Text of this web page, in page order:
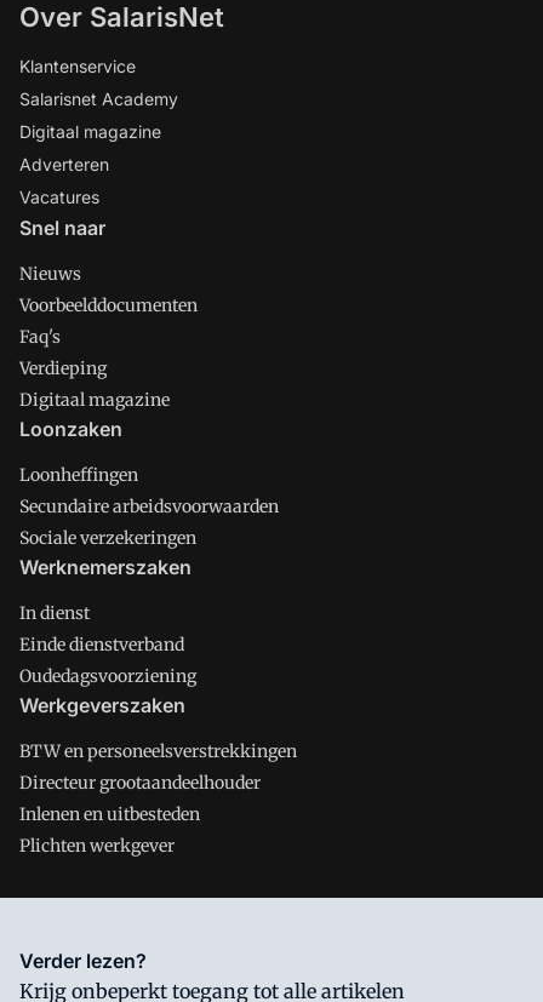
Over SalarisNet
Klantenservice
Salarisnet Academy
Digitaal magazine
Adverteren
Vacatures
Snel naar
Nieuws
Voorbeelddocumenten
Faq's
Verdieping
Digitaal magazine
Loonzaken
Loonheffingen
Secundaire arbeidsvoorwaarden
Sociale verzekeringen
Werknemerszaken
In dienst
Einde dienstverband
Oudedagsvoorziening
Werkgeverszaken
BTW en personeelsverstrekkingen
Directeur grootaandeelhouder
Inlenen en uitbesteden
Plichten werkgever
Salarisnet is onderdeel van VMN media. Lees in
waar VMN media voor staat. Op gebruik van deze site zijn de
Verder lezen?
Krijg onbeperkt toegang tot alle artikelen